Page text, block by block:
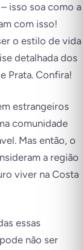
isso soa como a
com isso!
o estilo de vida
detalhada dos
Prata. Confira!
estrangeiros
comunidade
Mas então, o
a região
viver na Costa
essas
não ser